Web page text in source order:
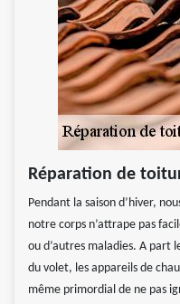
Réparation de
Pendant la saison d’hiver,
notre corps n’attrape pas
ou d’autres maladies. A part
du volet, les appareils de
même primordial de ne pas